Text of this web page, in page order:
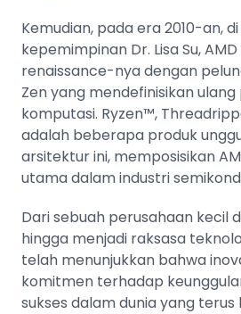
Kemudian, pada era 2010-an,
kepemimpinan Dr. Lisa Su,
renaissance-nya dengan
Zen yang mendefinisikan
komputasi. Ryzen™,
adalah beberapa produk
arsitektur ini, memposisikan
utama dalam industri
Dari sebuah perusahaan kecil
hingga menjadi raksasa
telah menunjukkan bahwa
komitmen terhadap
sukses dalam dunia yang terus